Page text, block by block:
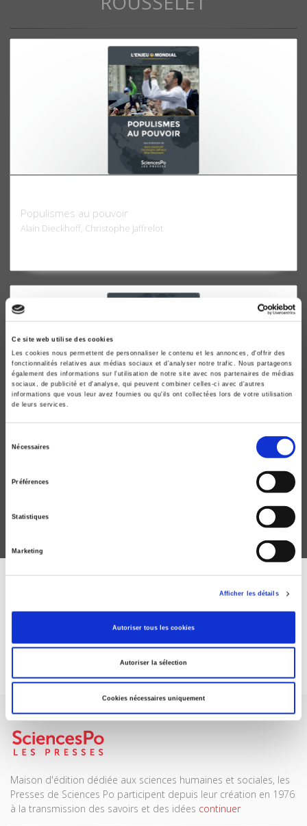
Ce site web utilise des cookies
Les cookies nous permettent de personnaliser le contenu et les annonces, d'offrir des
fonctionnalités relatives aux médias sociaux et d'analyser notre trafic. Nous partageons
également des informations sur l'utilisation de notre site avec nos partenaires de médias
sociaux, de publicité et d'analyse, qui peuvent combiner celles-ci avec d'autres
informations que vous leur avez fournies ou qu'ils ont collectées lors de votre utilisation
de leurs services.
Nécessaires
Préférences
Statistiques
Marketing
Afficher les détails
Autoriser tous les cookies
Autoriser la sélection
Cookies nécessaires uniquement
Populismes au pouvoir
Alain Dieckhoff, Christophe Jaffrelot
L'Enjeu mondial. Religion & politique
ABONNEZ-VOUS À NOS
REVUES
Je m’abonne
Maison d'édition dédiée aux sciences humaines et sociales, les
Presses de Sciences Po participent depuis leur création en 1976
à la transmission des savoirs et des idées continuer